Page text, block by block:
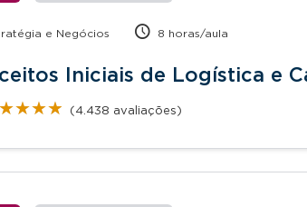
e Negócios 8 horas/aula
Iniciais de Logística e
(4.438 avaliações)